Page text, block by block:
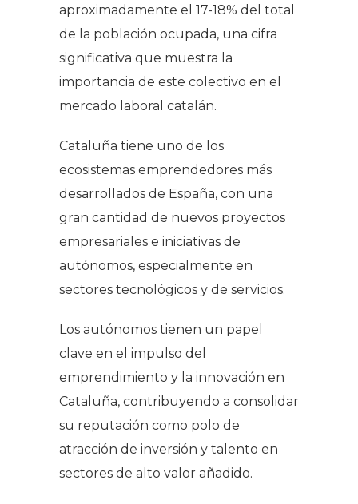
aproximadamente el 17-18% del total
de la población ocupada, una cifra
significativa que muestra la
importancia de este colectivo en el
mercado laboral catalán.
Cataluña tiene uno de los
ecosistemas emprendedores más
desarrollados de España, con una
gran cantidad de nuevos proyectos
empresariales e iniciativas de
autónomos, especialmente en
sectores tecnológicos y de servicios.
Los autónomos tienen un papel
clave en el impulso del
emprendimiento y la innovación en
Cataluña, contribuyendo a consolidar
su reputación como polo de
atracción de inversión y talento en
sectores de alto valor añadido.